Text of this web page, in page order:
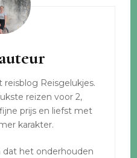
reisblog Reisgelukjes.
reizen voor 2,
prijs en liefst met
karakter.
dat het onderhouden